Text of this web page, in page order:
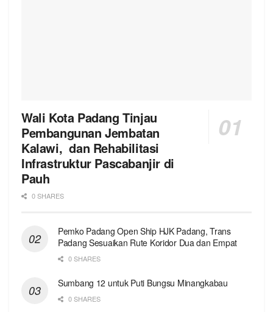
Wali Kota Padang Tinjau
Pembangunan Jembatan
Kalawi, dan Rehabilitasi
Infrastruktur Pascabanjir di
Pauh
0 SHARES
Pemko Padang Open Ship HJK Padang, Trans
Padang Sesuaikan Rute Koridor Dua dan Empat
0 SHARES
Sumbang 12 untuk Puti Bungsu Minangkabau
0 SHARES